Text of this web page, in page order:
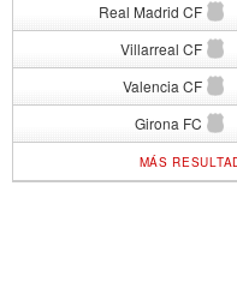
Real Madrid CF
Villarreal CF
Valencia CF
Girona FC
MÁS